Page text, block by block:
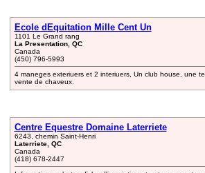
Ecole dEquitation Mille Cent Un
1101 Le Grand rang
La Presentation, QC
Canada
(450) 796-5993
4 maneges exteriuers et 2 interiuers, Un club house, une
vente de chaveux.
Centre Equestre Domaine Laterriete
6243, chemin Saint-Henri
Laterriete, QC
Canada
(418) 678-2447